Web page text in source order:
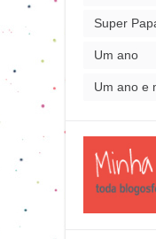
Super
Um ano
Um ano e